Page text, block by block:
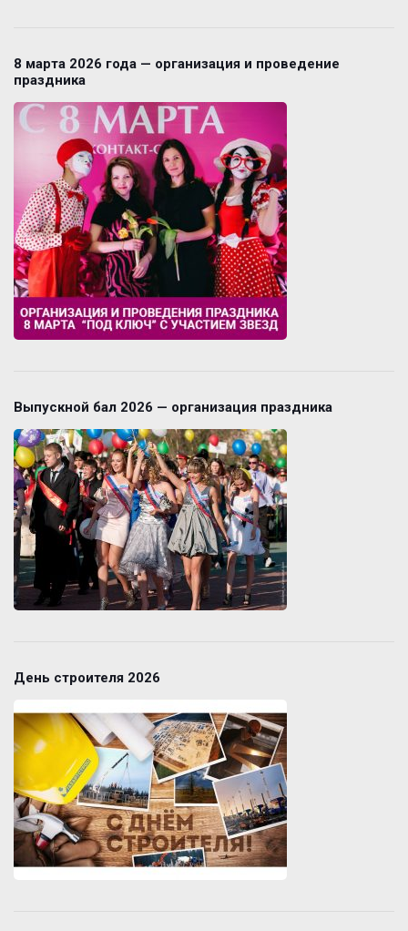
8 марта 2026 года — организация и проведение
праздника
Выпускной бал 2026 — организация праздника
День строителя 2026